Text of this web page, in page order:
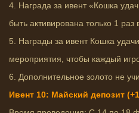
4. Награда за ивент «Кошка
быть активирована только 1
5. Награды за ивент Кошка
мероприятия, чтобы каждый
6. Дополнительное золото не
Ивент 10: Майский депозит